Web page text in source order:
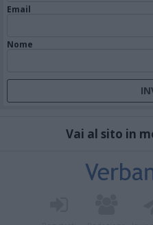
Email
Nome
Vai al sito in